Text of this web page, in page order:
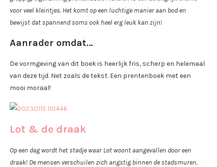
voor veel kleintjes. Het komt op een luchtige manier aan bod en
bewijst dat spannend soms ook heel erg leuk kan zijn!
Aanrader omdat…
De vormgeving van dit boek is heerlijk fris, scherp en helemaal
van deze tijd. Net zoals de tekst. Een prentenboek met een
mooi moraal!
Lot & de draak
Op een dag wordt het stadje waar Lot woont aangevallen door een
draak! De mensen verschuilen zich angstig binnen de stadsmuren.